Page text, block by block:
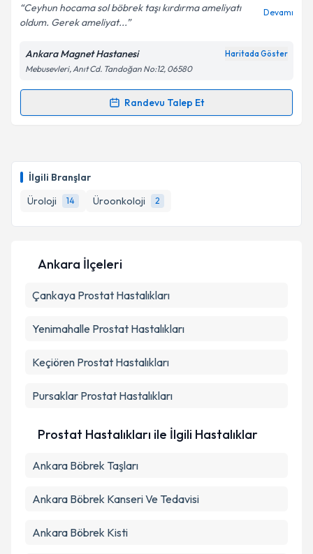
İlgili Branşlar
Üroloji
14 Üroonkoloji 2
E-posta Adresiniz
Kişisel verilerimin işlenmesine ilişkin
Metni'ni okudum ve kişisel verilerimin belirtilen
kapsamda işlenmesini kabul ediyorum.
Ceyhun hocama sol böbrek taşı kırdırma ameliyatı
oldum. Gerek ameliyat...
Devamı
Ankara Magnet Hastanesi Haritada Göster
Mebusevleri, Anıt Cd. Tandoğan No:12, 06580
Randevu Talep Et
Randevu Takvimi Talebi
takvim hazırlandığında e-posta ile bilgilendireceğiz.
E-posta Adresiniz
Metni'ni okudum ve kişisel verilerimin belirtilen
Ankara İlçeleri
Çankaya Prostat Hastalıkları
Yenimahalle Prostat Hastalıkları
Keçiören Prostat Hastalıkları
Pursaklar Prostat Hastalıkları
Prostat Hastalıkları ile İlgili Hastalıklar
Ankara Böbrek Taşları
Ankara Böbrek Kanseri Ve Tedavisi
Ankara Böbrek Kisti